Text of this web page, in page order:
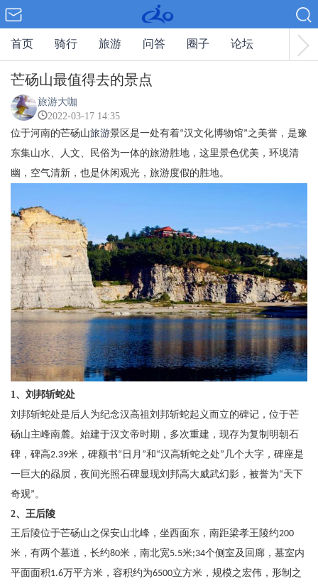
首页 骑行 旅游 问答 圈子 论坛
芒砀山最值得去的景点
旅游大咖
2022-03-17 14:35
位于河南的芒砀山旅游景区是一处有着“汉文化博物馆”之美誉，是豫
东集山水、人文、民俗为一体的旅游胜地，这里景色优美，环境清
幽，空气清新，也是休闲观光，旅游度假的胜地。
1、刘邦斩蛇处
刘邦斩蛇处是后人为纪念汉高祖刘邦斩蛇起义而立的碑记，位于芒
砀山主峰南麓。始建于汉文帝时期，多次重建，现存为复制明朝石
碑，碑高2.39米，碑额书“ 日月 ”和“汉高斩蛇之处” 几个大字，碑座是
一巨大的赑屃，夜间光照石碑显现刘邦高大威武幻影，被誉为“天下
奇观” 。
2、王后陵
王后陵位于芒砀山之保安山北峰，坐西面东，南距梁孝王陵约200
米，有两个墓道，长约80米，南北宽5.5米;34个侧室及回廊，墓室内
平面面积1.6万平方米，容积约为6500立方米，规模之宏伟，形制之